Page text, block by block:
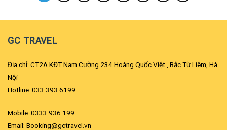
GC TRAVEL
Địa chỉ: CT2A KĐT Nam Cường 234 Hoàng Quốc Việt , Bắc Từ Liêm, Hà
Nội
Hotline: 033.393.6199
Mobile: 0333.936.199
Email: Booking@gctravel.vn